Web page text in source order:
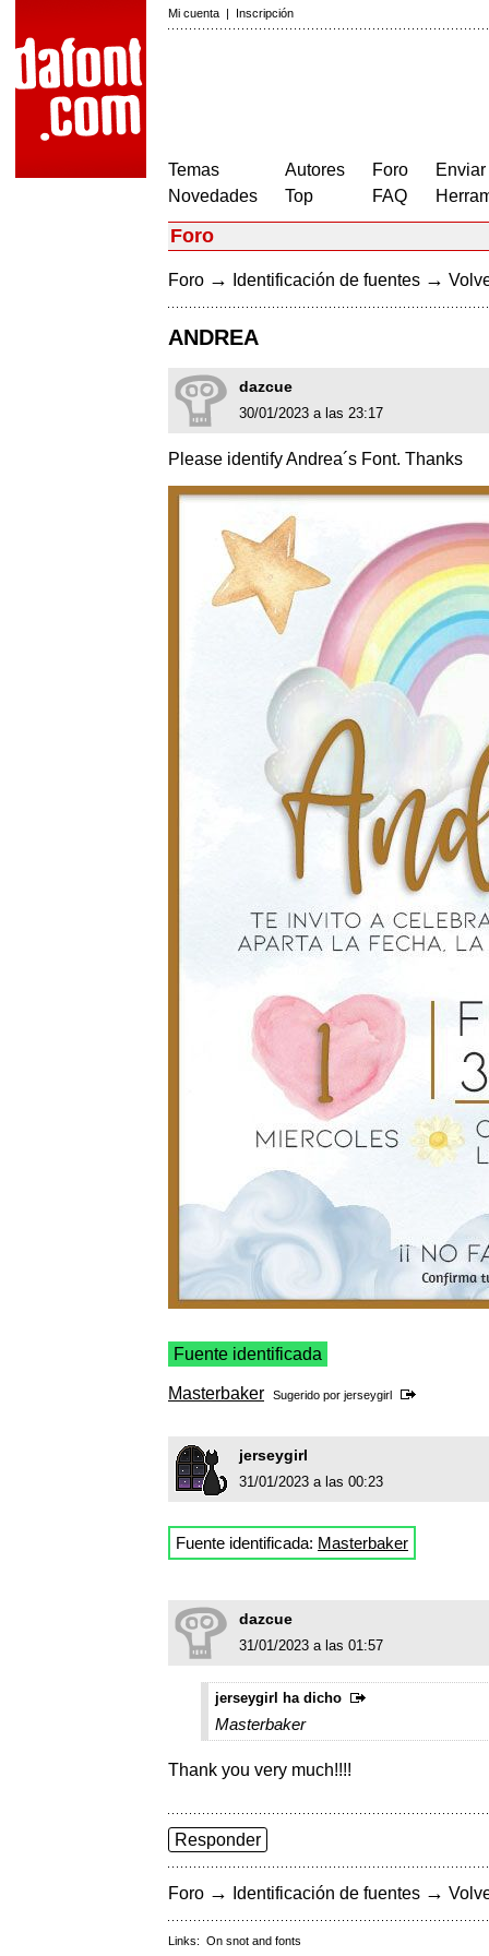
Mi cuenta | Inscripción
Temas
Novedades
Autores
Top
Foro
FAQ
Foro
Foro → Identificación de fuentes →
ANDREA
dazcue
30/01/2023 a las 23:17
Please identify Andrea´s Font. Thanks
Fuente identificada
Masterbaker Sugerido por jerseygirl
jerseygirl
31/01/2023 a las 00:23
Fuente identificada: Masterbaker
dazcue
31/01/2023 a las 01:57
jerseygirl ha dicho
Masterbaker
Thank you very much!!!!
Responder
Foro → Identificación de fuentes →
Links: On snot and fonts